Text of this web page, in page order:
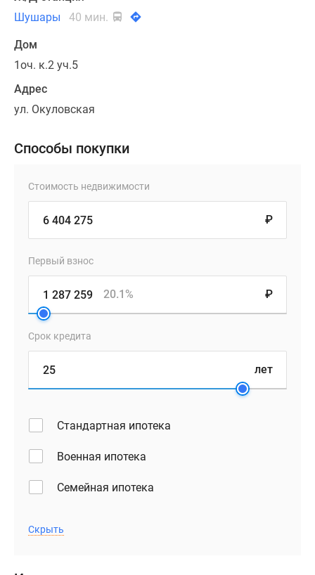
Шушары
40 мин.
Дом
1оч. к.2 уч.5
Адрес
ул. Окуловская
Способы покупки
Стоимость недвижимости
₽
Первый взнос
₽
20.1%
Срок кредита
лет
Стандартная ипотека
Военная ипотека
Семейная ипотека
Скрыть